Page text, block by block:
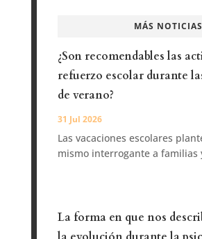
MÁS NOTICIAS
¿Son recomendables las
refuerzo escolar durante
de verano?
31 Jul 2026
Las vacaciones escolares
mismo interrogante a familias
La forma en que nos